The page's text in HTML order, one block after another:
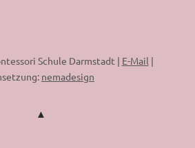
Schule Darmstadt | E-Mail |
nemadesign